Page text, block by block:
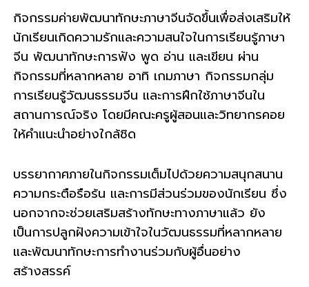
กิจกรรมค่ายพัฒนาทักษะภาษาจีนจัดขึ้นเพื่อส่งเสริมให้
นักเรียนเกิดความรักและความสนใจในการเรียนรู้ภาษา
จีน พัฒนาทักษะการฟัง พูด อ่าน และเขียน ผ่าน
กิจกรรมที่หลากหลาย อาทิ เกมภาษา กิจกรรมกลุ่ม
การเรียนรู้วัฒนธรรมจีน และการฝึกใช้ภาษาจีนใน
สถานการณ์จริง โดยมีคณะครูผู้สอนและวิทยากรคอย
ให้คำแนะนำอย่างใกล้ชิด
บรรยากาศภายในกิจกรรมเต็มไปด้วยความสนุกสนาน
ความกระตือรือร้น และการมีส่วนร่วมของนักเรียน ซึ่ง
นอกจากจะช่วยเสริมสร้างทักษะทางภาษาแล้ว ยัง
เป็นการปลูกฝังความเข้าใจในวัฒนธรรมที่หลากหลาย
และพัฒนาทักษะการทำงานร่วมกับผู้อื่นอย่าง
สร้างสรรค์